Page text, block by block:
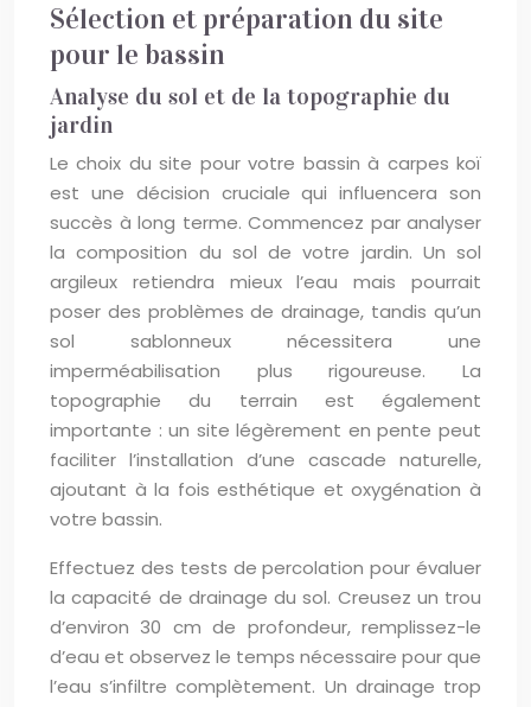
Sélection et préparation du site
pour le bassin
Analyse du sol et de la topographie du
jardin
Le choix du site pour votre bassin à carpes koï
est une décision cruciale qui influencera son
succès à long terme. Commencez par analyser
la composition du sol de votre jardin. Un sol
argileux retiendra mieux l’eau mais pourrait
poser des problèmes de drainage, tandis qu’un
sol sablonneux nécessitera une
imperméabilisation plus rigoureuse. La
topographie du terrain est également
importante : un site légèrement en pente peut
faciliter l’installation d’une cascade naturelle,
ajoutant à la fois esthétique et oxygénation à
votre bassin.
Effectuez des tests de percolation pour évaluer
la capacité de drainage du sol. Creusez un trou
d’environ 30 cm de profondeur, remplissez-le
d’eau et observez le temps nécessaire pour que
l’eau s’infiltre complètement. Un drainage trop